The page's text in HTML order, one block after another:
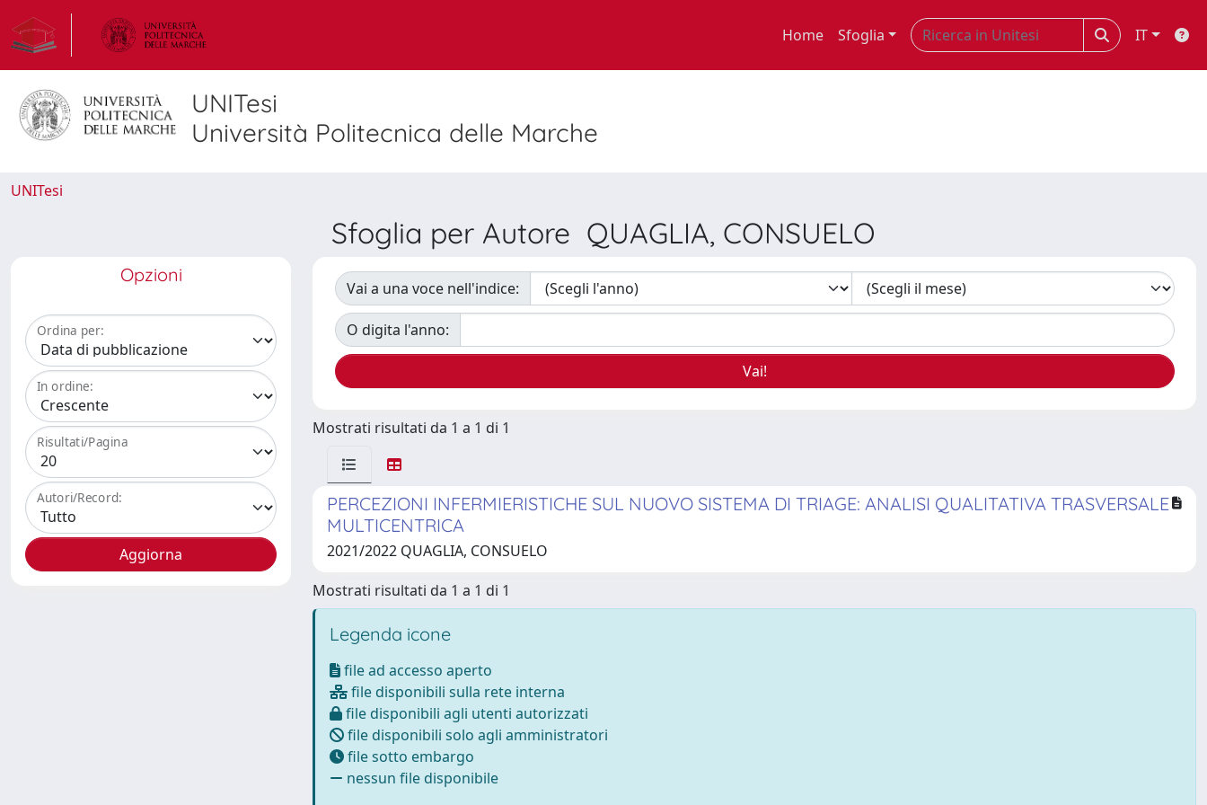
Home Sfoglia IT
UNITesi
Università Politecnica delle Marche
UNITesi
Sfoglia per Autore QUAGLIA, CONSUELO
Opzioni
Ordina per:
In ordine:
Risultati/Pagina
Autori/Record:
Vai a una voce nell'indice:
O digita l'anno:
Mostrati risultati da 1 a 1 di 1
PERCEZIONI INFERMIERISTICHE SUL NUOVO SISTEMA DI TRIAGE: ANALISI QUALITATIVA TRASVERSALE
MULTICENTRICA
2021/2022 QUAGLIA, CONSUELO
Mostrati risultati da 1 a 1 di 1
Legenda icone
file ad accesso aperto
file disponibili sulla rete interna
file disponibili agli utenti autorizzati
file disponibili solo agli amministratori
file sotto embargo
nessun file disponibile